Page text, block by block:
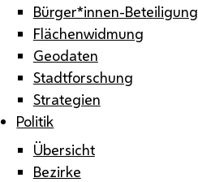
Bürger*innen-Beteiligung
Flächenwidmung
Geodaten
Stadtforschung
Strategien
Politik
Übersicht
Bezirke